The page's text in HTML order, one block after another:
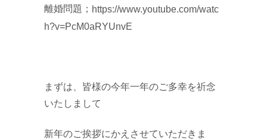
離婚問題； https://www.youtube.com/watc
h?v=PcM0aRYUnvE
まずは、皆様の今年一年のご多幸を祈念
いたしまして
新年のご挨拶にかえさせていただきま